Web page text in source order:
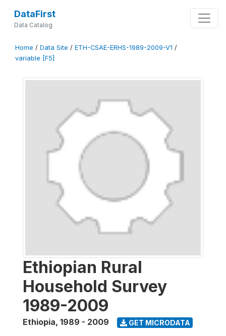
DataFirst
Data Catalog
Home / Data Site / ETH-CSAE-ERHS-1989-2009-V1 /
variable [F5]
Ethiopian Rural
Household Survey
1989-2009
Ethiopia, 1989 - 2009 GET MICRODATA